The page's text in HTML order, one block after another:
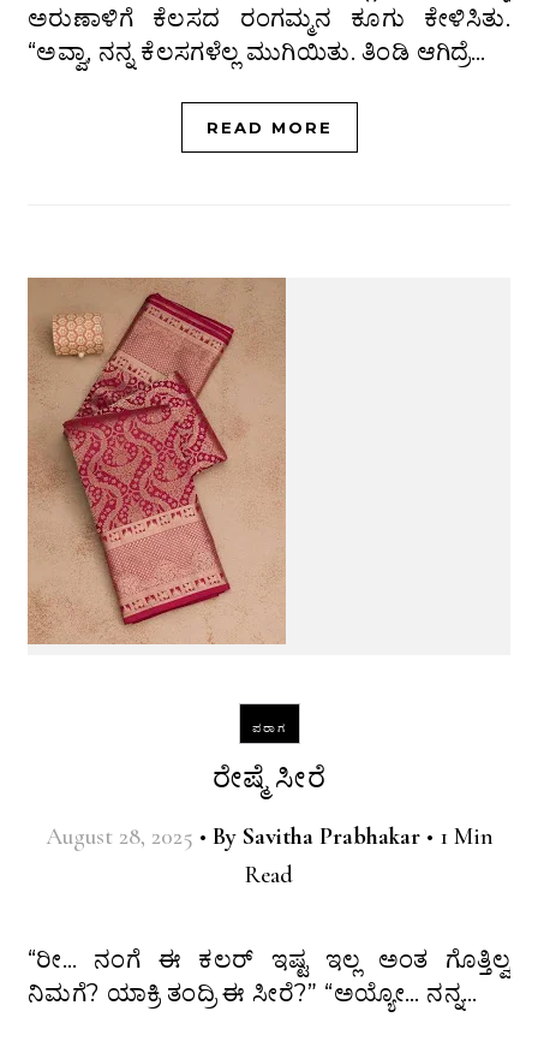
ಅರುಣಾಳಿಗೆ ಕೆಲಸದ ರಂಗಮ್ಮನ ಕೂಗು ಕೇಳಿಸಿತು.
“ಅವ್ವಾ, ನನ್ನ ಕೆಲಸಗಳೆಲ್ಲ ಮುಗಿಯಿತು. ತಿಂಡಿ ಆಗಿದ್ರೆ…
READ MORE
ಪರಾಗ
ರೇಷ್ಮೆ ಸೀರೆ
August 28, 2025 • By Savitha Prabhakar • 1 Min
Read
“ರೀ… ನಂಗೆ ಈ ಕಲರ್ ಇಷ್ಟ ಇಲ್ಲ ಅಂತ ಗೊತ್ತಿಲ್ವ
ನಿಮಗೆ? ಯಾಕ್ರಿ ತಂದ್ರಿ ಈ ಸೀರೆ?” “ಅಯ್ಯೋ… ನನ್ನ…